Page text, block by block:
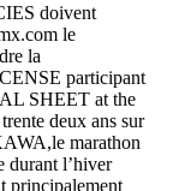
doivent
le
la
participant
SHEET at the
deux ans sur
marathon
durant l’hiver
principalement